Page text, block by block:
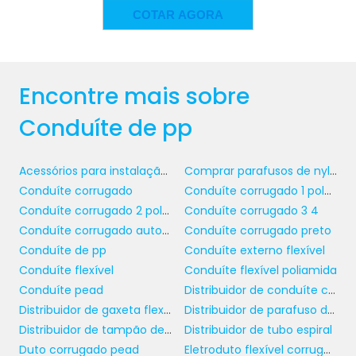
conduíte de ppé aplicável em uma
proteger instalações elétricas e telefônicas.
Sua versatilidade também o torna ideal para
uso em sistemas de irrigação e drenagem,
do projeto. Empresas de telecomunicações
utilizam o conduíte para facilitar a passagem
de cabos de rede, assegurando que a
integridade dos fios seja mantida durante
todo o processo de instalação.
No setor industrial, o conduíte de PP se
destaca em linhas de produção e áreas com
alta movimentação de pessoas e máquinas,
oferecendo uma solução segura e eficiente
COTAR AGORA
Encontre mais sobre
Conduíte de pp
Acessórios para instalação elétrica
Comprar parafusos de nylon
Conduíte corrugado
Conduíte corrugado 1 polegada
Conduíte corrugado 2 polegadas
Conduíte corrugado 3 4
Conduíte corrugado automotivo
Conduíte corrugado preto
Conduíte de pp
Conduíte externo flexível
Conduíte flexível
Conduíte flexível poliamida
Conduíte pead
Distribuidor de conduíte corrugado
Distribuidor de gaxeta flexível
Distribuidor de parafuso de policarbonato
Distribuidor de tampão de encaixe
Distribuidor de tubo espiral
Duto corrugado pead
Eletroduto flexível corrugado